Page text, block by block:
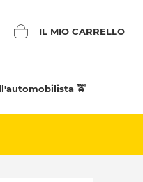
IL MIO CARRELLO
🚖